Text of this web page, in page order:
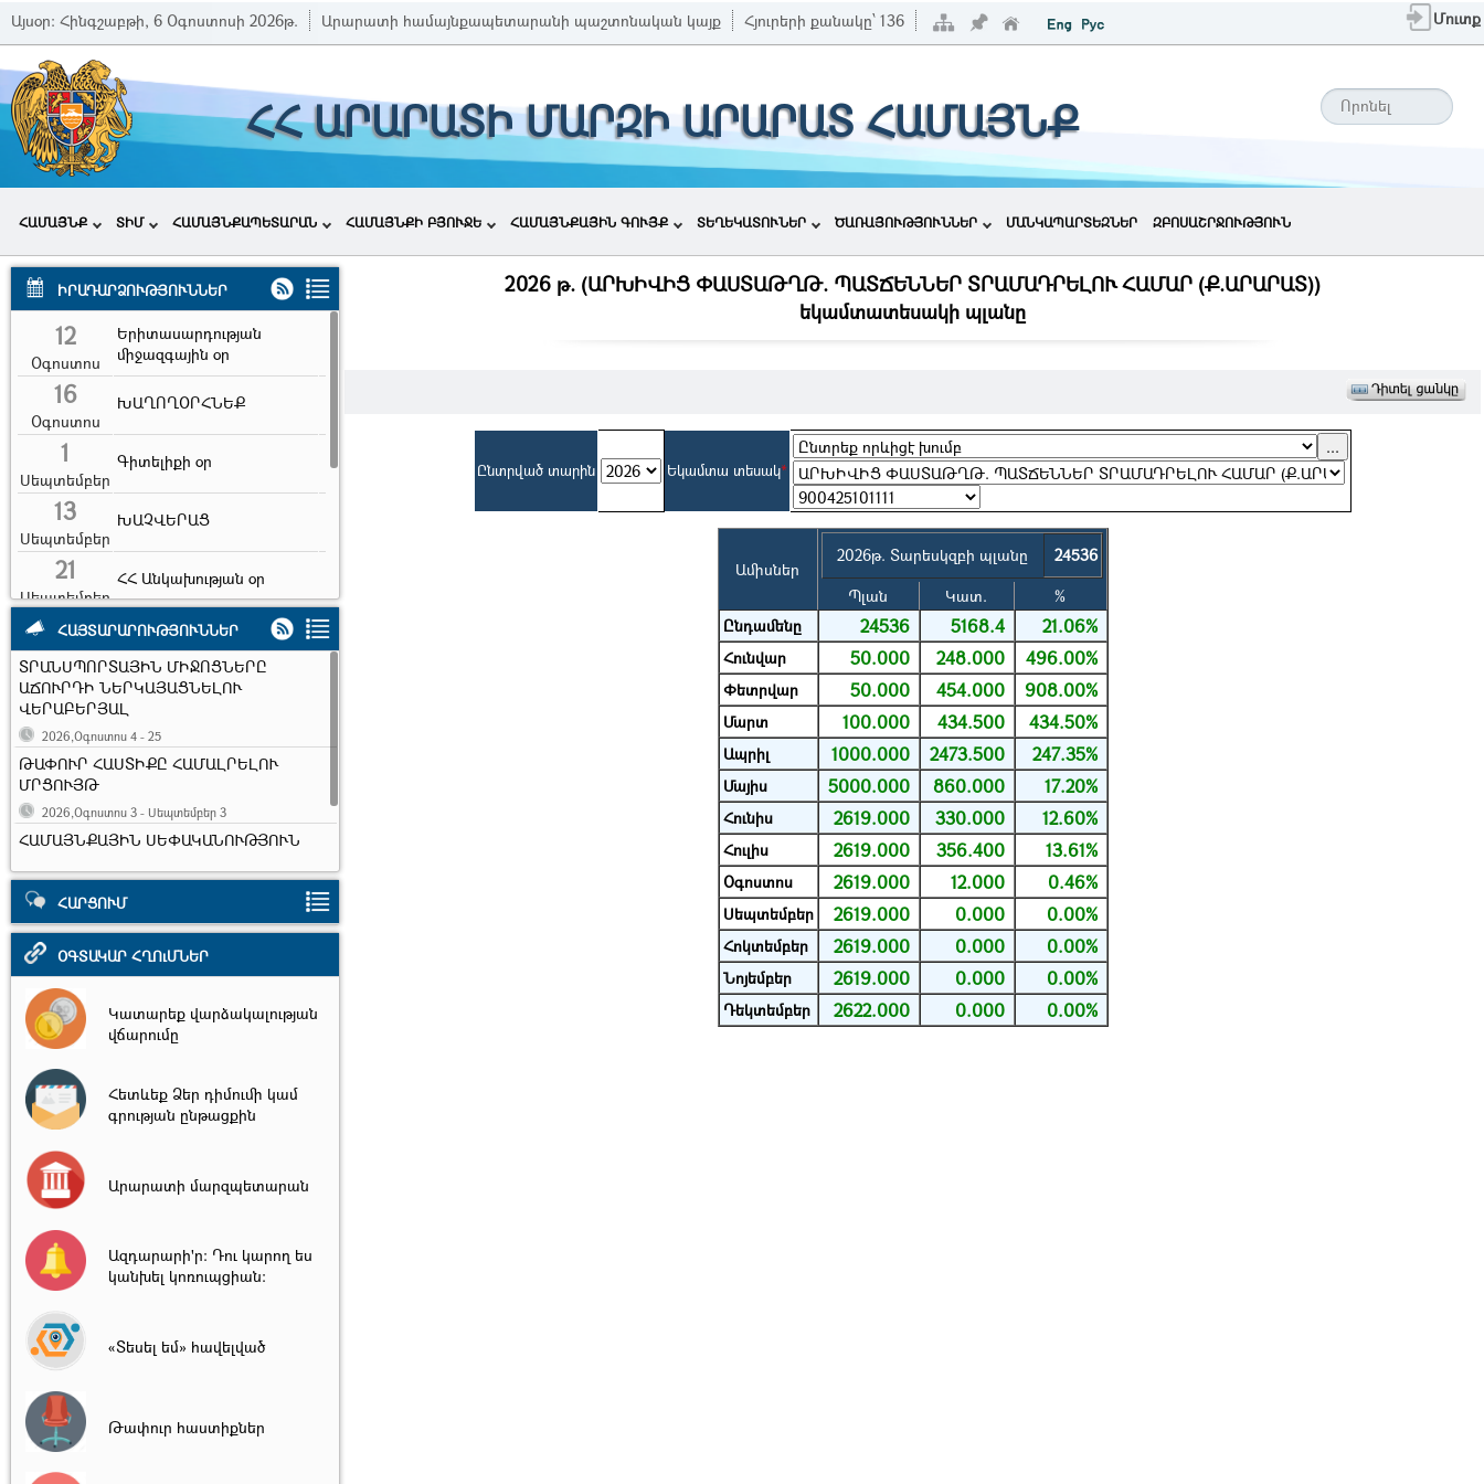
Այսօր: Հինգշաբթի, 6 Օգոստոսի 2026թ. Արարատի համայնքապետարանի պաշտոնական կայք Հյուրերի քանակը՝ 136 Մուտք
ՀՀ ԱՐԱՐԱՏԻ ՄԱՐԶԻ ԱՐԱՐԱՏ ՀԱՄԱՅՆՔ
ՀԱՄԱՅՆՔ ՏԻՄ ՀԱՄԱՅՆՔԱՊԵՏԱՐԱՆ ՀԱՄԱՅՆՔԻ ԲՅՈՒՋԵ ՀԱՄԱՅՆՔԱՅԻՆ ԳՈՒՅՔ ՏԵՂԵԿԱՏՈՒՆԵՐ ԾԱՌԱՅՈՒԹՅՈՒՆՆԵՐ ՄԱՆԿԱՊԱՐՏԵԶՆԵՐ ԶԲՈՍԱՇՐՋՈՒԹՅՈՒՆ
ԻՐԱԴԱՐՁՈՒԹՅՈՒՆՆԵՐ
12
Օգոստոս
Երիտասարդության
միջազգային օր
16
Օգոստոս
ԽԱՂՈՂՕՐՀՆԵՔ
1
Սեպտեմբեր
Գիտելիքի օր
13
Սեպտեմբեր
ԽԱՉՎԵՐԱՑ
21
Սեպտեմբեր
ՀՀ Անկախության օր
5
Հոկտեմբեր
Ուսուցչի օր
22
Հոկտեմբեր
Արարատ քաղաքի
հիմնադրման օր
10
Նոյեմբեր
Տեղական
ինքնակառավարման
17
Նոյեմբեր
Ուսանողների միջազգային
օր
7
Դեկտեմբեր
Երկրաշարժի զոհերի
հիշատակի օր
ՀԱՅՏԱՐԱՐՈՒԹՅՈՒՆՆԵՐ
ՏՐԱՆՍՊՈՐՏԱՅԻՆ ՄԻՋՈՑՆԵՐԸ
ԱՃՈՒՐԴԻ ՆԵՐԿԱՅԱՑՆԵԼՈՒ
ՎԵՐԱԲԵՐՅԱԼ
2026,Օգոստոս 4 - 25
ԹԱՓՈՒՐ ՀԱՍՏԻՔԸ ՀԱՄԱԼՐԵԼՈՒ
ՄՐՑՈՒՅԹ
2026,Օգոստոս 3 - Սեպտեմբեր 3
ՀԱՄԱՅՆՔԱՅԻՆ ՍԵՓԱԿԱՆՈՒԹՅՈՒՆ
ԱՃՈՒՐԴԻ ՆԵՐԿԱՅԱՑՆԵԼՈՒ
ՎԵՐԱԲԵՐՅԱԼ
2026,Հուլիս 2 - Օգոստոս 25
ՀԱՐՑՈՒՄ
ՕԳՏԱԿԱՐ ՀՂՈւՄՆԵՐ
Կատարեք վարձակալության
վճարումը
Հետևեք Ձեր դիմումի կամ
գրության ընթացքին
Արարատի մարզպետարան
Ազդարարի'ր: Դու կարող ես
կանխել կոռուպցիան:
«Տեսել եմ» հավելված
Թափուր հաստիքներ
2026 թ. (ԱՐԽԻՎԻՑ ՓԱՍՏԱԹՂԹ. ՊԱՏՃԵՆՆԵՐ ՏՐԱՄԱԴՐԵԼՈՒ ՀԱՄԱՐ (Ք.ԱՐԱՐԱՏ))
եկամտատեսակի պլանը
Ընտրված տարին Եկամտա տեսակ*
Ամիսներ
2026թ. Տարեսկզբի պլանը
24536
Պլան
Կատ.
%
Ընդամենը
24536 5168.4 21.06%
Հունվար 50.000 248.000 496.00%
Փետրվար 50.000 454.000 908.00%
Մարտ 100.000 434.500 434.50%
Ապրիլ 1000.000 2473.500 247.35%
Մայիս 5000.000 860.000 17.20%
Հունիս 2619.000 330.000 12.60%
Հուլիս 2619.000 356.400 13.61%
Օգոստոս 2619.000 12.000 0.46%
Սեպտեմբեր 2619.000 0.000 0.00%
Հոկտեմբեր 2619.000 0.000 0.00%
Նոյեմբեր 2619.000 0.000 0.00%
Դեկտեմբեր 2622.000 0.000 0.00%